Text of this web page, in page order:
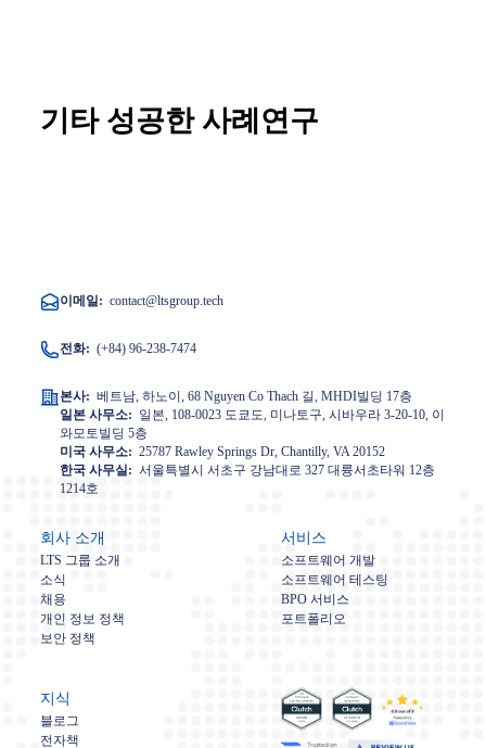
기타 성공한 사례연구
이메일: contact@ltsgroup.tech
전화: (+84) 96-238-7474
본사: 베트남, 하노이, 68 Nguyen Co Thach 길, MHDI빌딩 17층
일본 사무소: 일본, 108-0023 도쿄도, 미나토구, 시바우라 3-20-10, 이
와모토빌딩 5층
미국 사무소: 25787 Rawley Springs Dr, Chantilly, VA 20152
한국 사무실: 서울특별시 서초구 강남대로 327 대륭서초타워 12층
1214호
회사 소개
LTS 그룹 소개
소식
채용
개인 정보 정책
보안 정책
서비스
소프트웨어 개발
소프트웨어 테스팅
BPO 서비스
포트폴리오
지식
블로그
전자책